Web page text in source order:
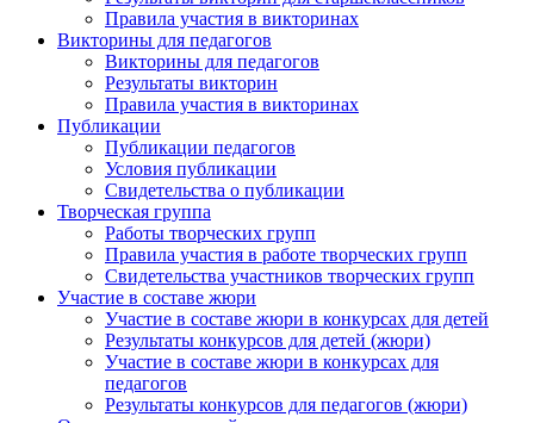
Правила участия в викторинах
Викторины для педагогов
Викторины для педагогов
Результаты викторин
Правила участия в викторинах
Публикации
Публикации педагогов
Условия публикации
Свидетельства о публикации
Творческая группа
Работы творческих групп
Правила участия в работе творческих групп
Свидетельства участников творческих групп
Участие в составе жюри
Участие в составе жюри в конкурсах для детей
Результаты конкурсов для детей (жюри)
Участие в составе жюри в конкурсах для
педагогов
Результаты конкурсов для педагогов (жюри)